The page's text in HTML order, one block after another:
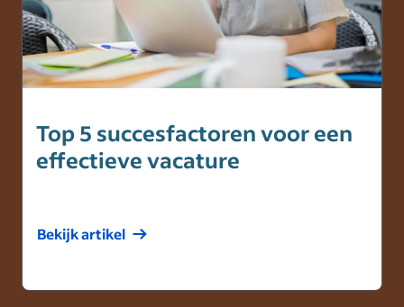
Top 5 succesfactoren voor een
effectieve vacature
Bekijk artikel